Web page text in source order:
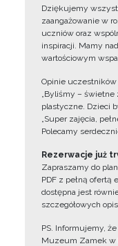
Dziękujemy
zaangażowanie w
uczniów oraz
inspiracji. Mamy
wartościowym
Opinie
„Byliśmy – świetne
plastyczne. Dzieci
„Super zajęcia,
Polecamy
Rezerwacje już
Zapraszamy do
PDF z pełną
dostępna jest
szczegółowych
PS. Informujemy,
Muzeum Zamek w